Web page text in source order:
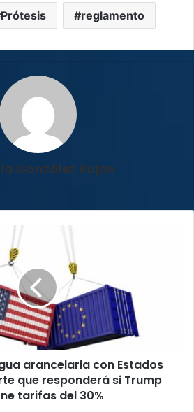
Prótesis reglamento
González Rojas
arancelaria con Estados
que responderá si Trump
tarifas del 30%